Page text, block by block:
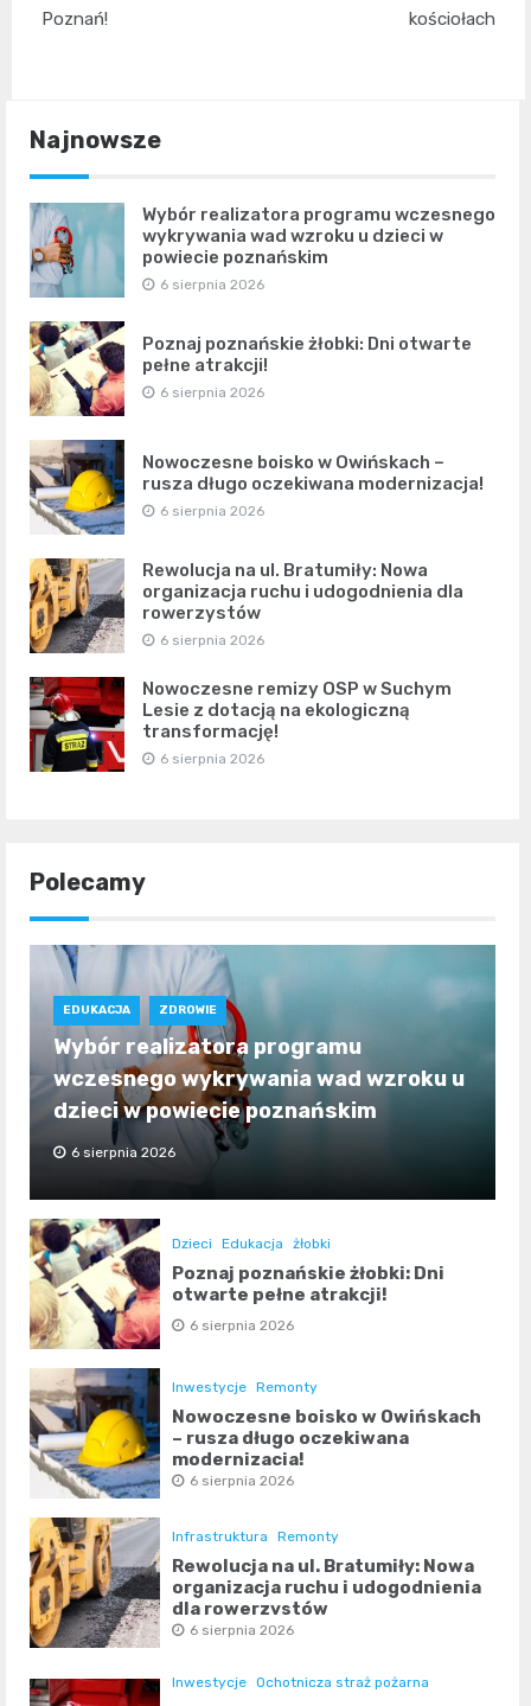
Poznań!
kościołach
Najnowsze
Wybór realizatora programu wczesnego
wykrywania wad wzroku u dzieci w
powiecie poznańskim
6 sierpnia 2026
Poznaj poznańskie żłobki: Dni otwarte
pełne atrakcji!
6 sierpnia 2026
Nowoczesne boisko w Owińskach –
rusza długo oczekiwana modernizacja!
6 sierpnia 2026
Rewolucja na ul. Bratumiły: Nowa
organizacja ruchu i udogodnienia dla
rowerzystów
6 sierpnia 2026
Nowoczesne remizy OSP w Suchym
Lesie z dotacją na ekologiczną
transformację!
6 sierpnia 2026
Polecamy
EDUKACJA ZDROWIE
Wybór realizatora programu
wczesnego wykrywania wad wzroku u
dzieci w powiecie poznańskim
6 sierpnia 2026
Dzieci Edukacja żłobki
Poznaj poznańskie żłobki: Dni
otwarte pełne atrakcji!
6 sierpnia 2026
Inwestycje Remonty
Nowoczesne boisko w Owińskach
– rusza długo oczekiwana
modernizacja!
6 sierpnia 2026
Infrastruktura Remonty
Rewolucja na ul. Bratumiły: Nowa
organizacja ruchu i udogodnienia
dla rowerzystów
6 sierpnia 2026
Inwestycje Ochotnicza straż pożarna